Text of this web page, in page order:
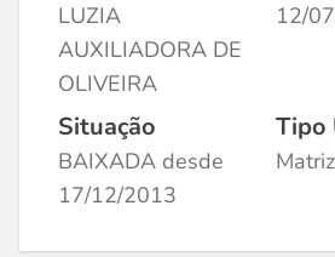
LUZIA
AUXILIADORA DE
OLIVEIRA
12/
Situação
BAIXADA desde
17/12/2013
Tipo
Matriz